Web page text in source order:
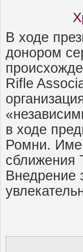
В ходе
донором
Rifle
в ходе
Ромни.
сближения
Внедрение